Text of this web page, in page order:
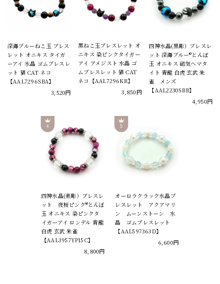
深海ブルーねこ玉 ブレス
レット オニキス タイガ
ーアイ 水晶 ゴムブレスレ
ット 猫 CAT ネコ
【AAL7296SBA】
3,520円
黒ねこ玉ブレスレット オ
ニキス 染ピンクタイガー
アイ アメジスト 水晶 ゴ
ムブレスレット 猫 CAT
ネコ【AAL7296KR】
3,850円
四神水晶(黒彫）ブレスレ
ット 深海ブルー®とんぼ
玉 オニキス 磁気ヘマタ
イト 青龍 白虎 玄武 朱
雀 メンズ
【AAL2230SBB】
4,950円
四神水晶(素彫）ブレスレ
ット 夜桜ピンク®とんぼ
玉 オニキス 染ピンクタ
イガーアイ ロンデル 青龍
白虎 玄武 朱雀
【AAL3957YP15C】
8,800円
オーロラクラック水晶ブ
レスレット アクアマリ
ン ムーンストーン 水
晶 ゴムブレスレット
【AAL597363D】
6,600円